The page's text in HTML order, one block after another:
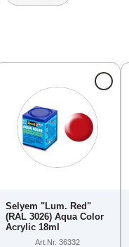
Selyem "Lum. Red"
(RAL 3026) Aqua Color
Acrylic 18ml
Art.Nr. 36332